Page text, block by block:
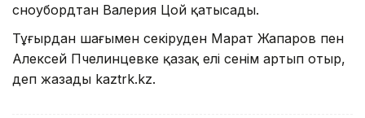
сноубордтан Валерия Цой қатысады.
Тұғырдан шаңғымен секіруден Марат Жапаров пен
Алексей Пчелинцевке қазақ елі сенім артып отыр,
деп жазады kaztrk.kz.